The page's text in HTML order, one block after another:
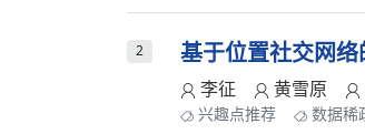
2 基于位置社交网
李征 黄雪原
兴趣点推荐 数据稀